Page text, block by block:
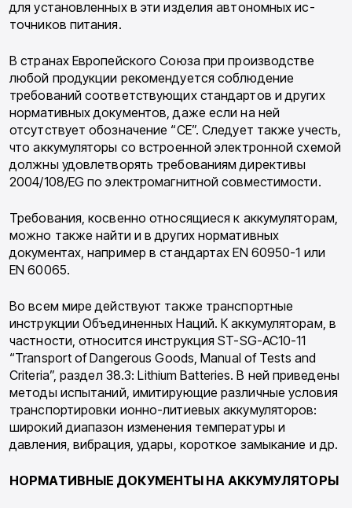
для установленных в эти изделия автономных ис­
точников питания.
В странах Европейского Союза при произ­водстве
любой продукции рекомендуется соб­людение
требований соответствующих стан­дартов и других
нормативных документов, да­же если на ней
отсутствует обозначение “СЕ”. Следует также учесть,
что аккумуляторы со встроенной электронной схемой
должны удовлетворять требованиям директивы
2004/108/EG по электромагнитной совмести­мости.
Требования, косвенно относящиеся к акку­муляторам,
можно также найти и в других нормативных
документах, например в стан­дартах EN 60950-1 или
EN 60065.
Во всем мире действуют также транспорт­ные
инструкции Объединенных Наций. К ак­кумуляторам, в
частности, относится инструк­ция ST-SG-AC10-11
“Transport of Dangerous Goods, Manual of Tests and
Criteria”, раздел 38.3: Lithium Batteries. В ней приведены
мето­ды испытаний, имитирующие различные ус­ловия
транспортировки ионно-литиевых акку­муляторов:
широкий диапазон изменения тем­пературы и
давления, вибрация, удары, корот­кое замыкание и др.
НОРМАТИВНЫЕ ДОКУМЕНТЫ НА АККУМУЛЯТОРЫ